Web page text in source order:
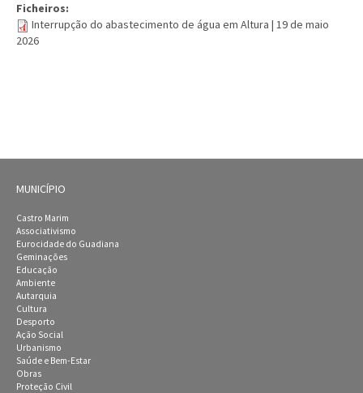
Ficheiros:
Interrupção do abastecimento de água em Altura | 19 de maio
2026
MUNICÍPIO
Castro Marim
Associativismo
Eurocidade do Guadiana
Geminações
Educação
Ambiente
Autarquia
Cultura
Desporto
Ação Social
Urbanismo
Saúde e Bem-Estar
Obras
Proteção Civil